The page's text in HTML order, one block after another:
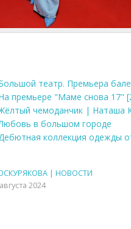
театр. Премьера
премьере "Маме снова 17"
чемоданчик | Наташа
в большом городе
коллекция одежды
| НОВОСТИ
2024